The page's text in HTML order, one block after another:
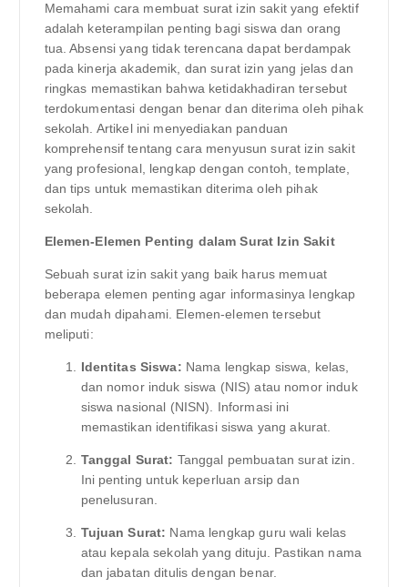
Memahami cara membuat surat izin sakit yang efektif
adalah keterampilan penting bagi siswa dan orang
tua. Absensi yang tidak terencana dapat berdampak
pada kinerja akademik, dan surat izin yang jelas dan
ringkas memastikan bahwa ketidakhadiran tersebut
terdokumentasi dengan benar dan diterima oleh pihak
sekolah. Artikel ini menyediakan panduan
komprehensif tentang cara menyusun surat izin sakit
yang profesional, lengkap dengan contoh, template,
dan tips untuk memastikan diterima oleh pihak
sekolah.
Elemen-Elemen Penting dalam Surat Izin Sakit
Sebuah surat izin sakit yang baik harus memuat
beberapa elemen penting agar informasinya lengkap
dan mudah dipahami. Elemen-elemen tersebut
meliputi:
Identitas Siswa: Nama lengkap siswa, kelas,
dan nomor induk siswa (NIS) atau nomor induk
siswa nasional (NISN). Informasi ini
memastikan identifikasi siswa yang akurat.
Tanggal Surat: Tanggal pembuatan surat izin.
Ini penting untuk keperluan arsip dan
penelusuran.
Tujuan Surat: Nama lengkap guru wali kelas
atau kepala sekolah yang dituju. Pastikan nama
dan jabatan ditulis dengan benar.